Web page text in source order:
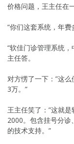
价格问题，王主任在
“你们这套系统，年费
“软佳门诊管理系统
主任答。
对方愣了一下：”这
3万。”
王主任笑了：”这就
2000。包含挂号分
的技术支持。”